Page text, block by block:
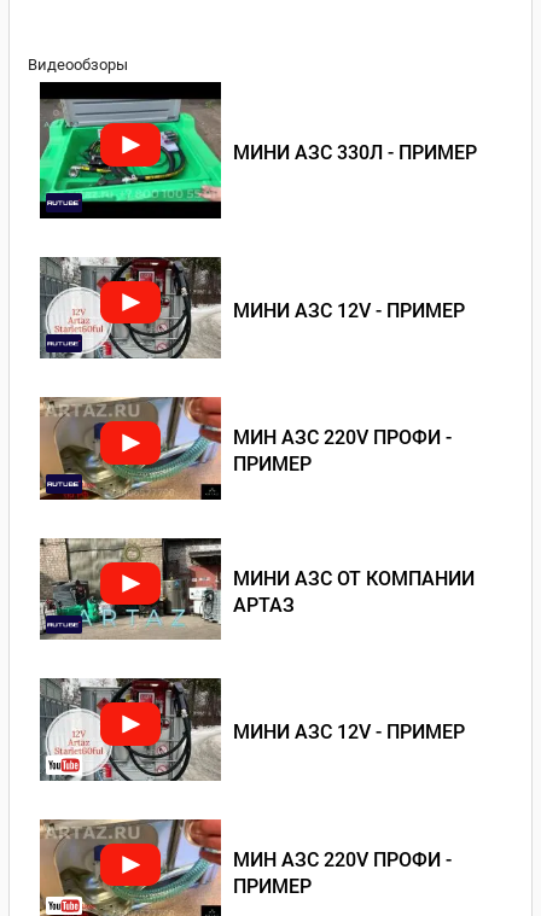
Видеообзоры
МИНИ АЗС 330Л - ПРИМЕР
МИНИ АЗС 12V - ПРИМЕР
МИН АЗС 220V ПРОФИ -
ПРИМЕР
МИНИ АЗС ОТ КОМПАНИИ
АРТАЗ
МИНИ АЗС 12V - ПРИМЕР
МИН АЗС 220V ПРОФИ -
ПРИМЕР